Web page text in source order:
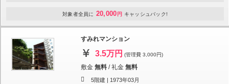
対象者全員に 20,000 円 キャッシュバック!
すみれマンション
3.5万円 (管理費 3,000円)
敷金 無料 /礼金 無料
5階建 | 1973年03月